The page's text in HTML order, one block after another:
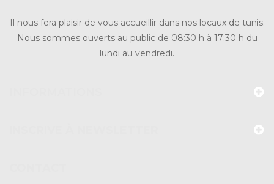
Il nous fera plaisir de vous accueillir dans nos locaux de tunis.
Nous sommes ouverts au public de 08:30 h à 17:30 h du
lundi au vendredi.